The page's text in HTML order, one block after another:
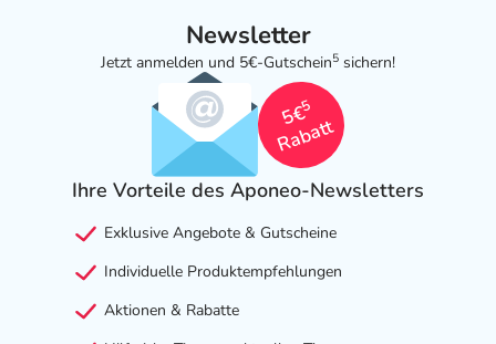
Newsletter
Jetzt anmelden und 5€-Gutschein5 sichern!
5€
5
Rabatt
Ihre Vorteile des Aponeo-Newsletters
Exklusive Angebote & Gutscheine
Individuelle Produktempfehlungen
Aktionen & Rabatte